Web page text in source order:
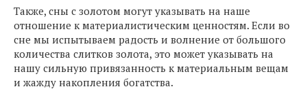
Также, сны с золотом могут указывать на наше
отношение к материалистическим ценностям. Если во
сне мы испытываем радость и волнение от большого
количества слитков золота, это может указывать на
нашу сильную привязанность к материальным вещам
и жажду накопления богатства.